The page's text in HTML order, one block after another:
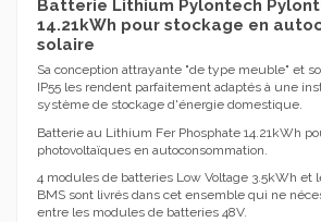
Batterie Lithium Pylontech
14.21kWh pour stockage en
solaire
Sa conception attrayante "de type meuble" et
IP55 les rendent parfaitement adaptés à une
système de stockage d'énergie domestique.
Batterie au Lithium Fer Phosphate 14.21kWh
photovoltaïques en autoconsommation.
4 modules de batteries Low Voltage 3.5kWh et
BMS sont livrés dans cet ensemble qui ne
entre les modules de batteries 48V.